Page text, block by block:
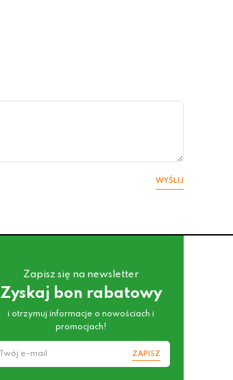
WYŚLIJ
Zapisz się na newsletter
Zyskaj bon rabatowy
i otrzymuj informacje o nowościach i
promocjach!
ZAPISZ